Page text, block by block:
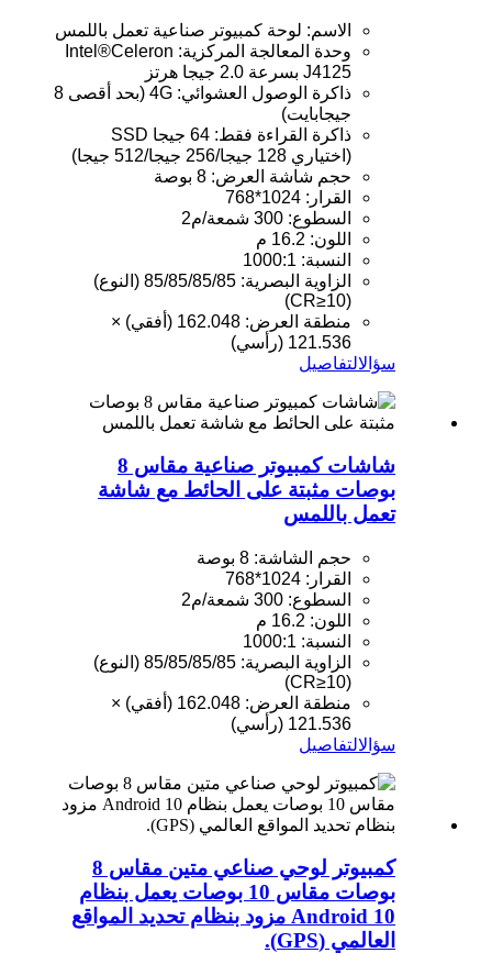
الاسم: لوحة كمبيوتر صناعية تعمل باللمس
وحدة المعالجة المركزية: Intel®Celeron
J4125 بسرعة 2.0 جيجا هرتز
ذاكرة الوصول العشوائي: 4G (بحد أقصى 8
جيجابايت)
ذاكرة القراءة فقط: 64 جيجا SSD
(اختياري 128 جيجا/256 جيجا/512 جيجا)
حجم شاشة العرض: 8 بوصة
القرار: 1024*768
السطوع: 300 شمعة/م2
اللون: 16.2 م
النسبة: 1000:1
الزاوية البصرية: 85/85/85/85 (النوع)
(CR≥10)
منطقة العرض: 162.048 (أفقي) ×
121.536 (رأسي)
سؤالالتفاصيل
شاشات كمبيوتر صناعية مقاس 8
بوصات مثبتة على الحائط مع شاشة
تعمل باللمس
حجم الشاشة: 8 بوصة
القرار: 1024*768
السطوع: 300 شمعة/م2
اللون: 16.2 م
النسبة: 1000:1
الزاوية البصرية: 85/85/85/85 (النوع)
(CR≥10)
منطقة العرض: 162.048 (أفقي) ×
121.536 (رأسي)
سؤالالتفاصيل
كمبيوتر لوحي صناعي متين مقاس 8
بوصات مقاس 10 بوصات يعمل بنظام
Android 10 مزود بنظام تحديد المواقع
العالمي (GPS).